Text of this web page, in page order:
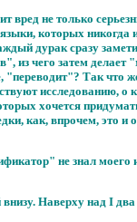
не только
которых
дурак сразу
из чего затем
"переводит"? Так
исследованию,
хочется
как, впрочем, это
не знал моего
Наверху над I